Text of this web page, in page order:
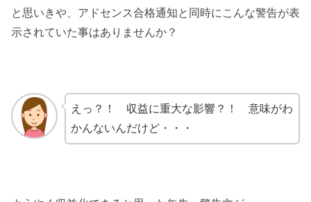
と思いきや、アドセンス合格通知と同時にこんな警告が表
示されていた事はありませんか？
えっ？！ 収益に重大な影響？！ 意味がわ
かんないんだけど・・・